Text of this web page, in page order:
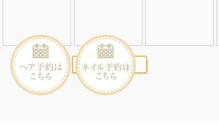
Instagramを見る